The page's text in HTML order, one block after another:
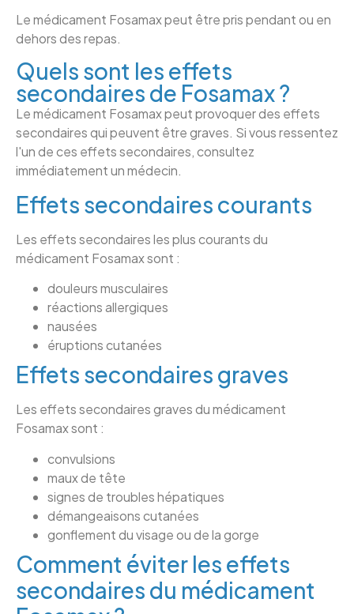
Le médicament Fosamax peut être pris pendant ou en
dehors des repas.
Quels sont les effets
secondaires de Fosamax ?
Le médicament Fosamax peut provoquer des effets
secondaires qui peuvent être graves. Si vous ressentez
l'un de ces effets secondaires, consultez
immédiatement un médecin.
Effets secondaires courants
Les effets secondaires les plus courants du
médicament Fosamax sont :
douleurs musculaires
réactions allergiques
nausées
éruptions cutanées
Effets secondaires graves
Les effets secondaires graves du médicament
Fosamax sont :
convulsions
maux de tête
signes de troubles hépatiques
démangeaisons cutanées
gonflement du visage ou de la gorge
Comment éviter les effets
secondaires du médicament